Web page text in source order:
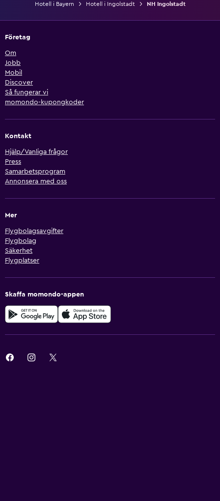
Hotell i Bayern
Hotell i Ingolstadt NH Ingolstadt
Företag
Om
Jobb
Mobil
Discover
Så fungerar vi
momondo-kupongkoder
Kontakt
Hjälp/Vanliga frågor
Press
Samarbetsprogram
Annonsera med oss
Mer
Flygbolagsavgifter
Flygbolag
Säkerhet
Flygplatser
Skaffa momondo-appen